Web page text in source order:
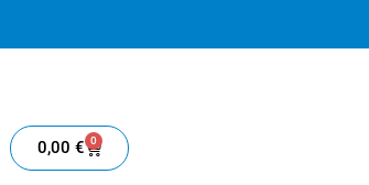
0,00 € 0